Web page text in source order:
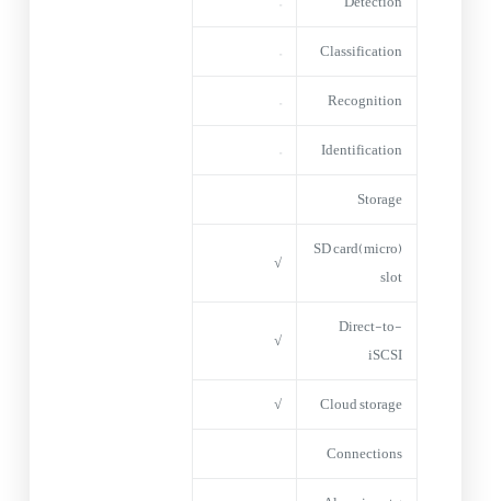
Classification
–
Recognition
–
Identification
–
Storage
(micro)SD card
slot
√
Direct-to-
iSCSI
√
Cloud storage
√
Connections